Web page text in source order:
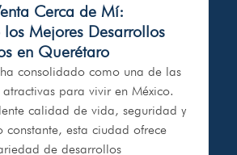
Cerca de Mí:
los Mejores Desarrollos
en Querétaro
consolidado como una de las
para vivir en México.
calidad de vida, seguridad y
constante, esta ciudad ofrece
de desarrollos